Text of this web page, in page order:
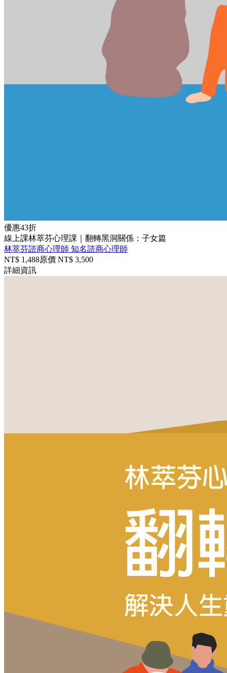
優惠43折
線上課林萃芬心理課｜翻轉黑洞關係：子女篇
林萃芬諮商心理師 知名諮商心理師
NT$ 1,488原價 NT$ 3,500
詳細資訊